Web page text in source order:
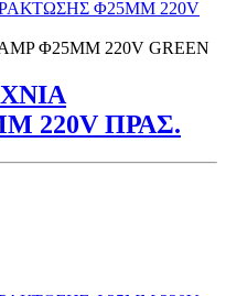
Φ25ΜΜ 220V GREEN
220V ΠΡΑΣ.